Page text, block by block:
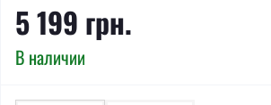
5 199 грн.
В наличии